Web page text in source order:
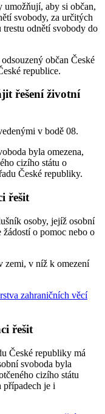
umožňují, aby si občan,
svobody, za určitých
odnětí svobody do
občan České
republice.
řešení životní
v bodě 08.
byla omezena,
cizího státu o
České republiky.
řešit
osoby, jejíž osobní
žádostí o pomoc nebo o
zemi, v níž k omezení
zahraničních věcí
řešit
České republiky má
svoboda byla
cizího státu
případech je i